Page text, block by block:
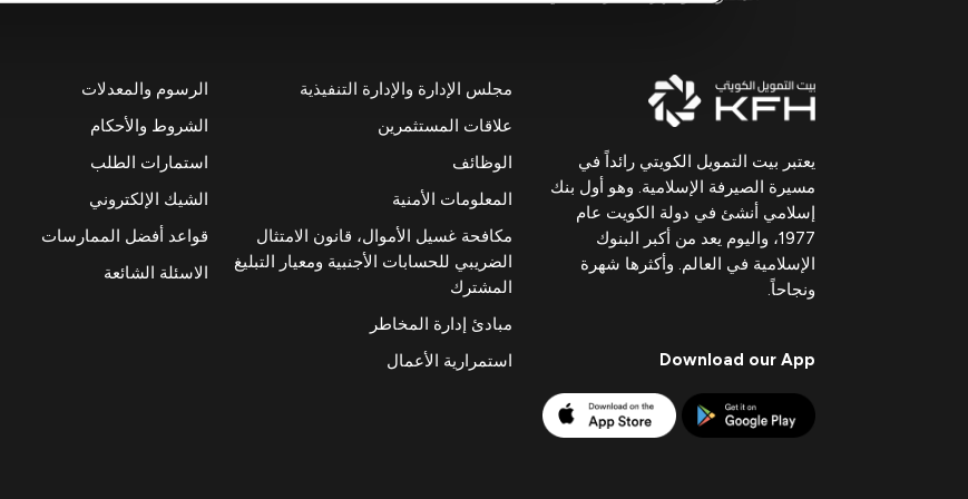
يعتبر بيت التمويل الكويتي رائداً في
مسيرة الصيرفة الإسلامية. وهو أول بنك
إسلامي أنشئ في دولة الكويت عام
1977، واليوم يعد من أكبر البنوك
الإسلامية في العالم. وأكثرها شهرة
ونجاحاً.
Download our App
مجلس الإدارة والإدارة التنفيذية
علاقات المستثمرين
الوظائف
المعلومات الأمنية
مكافحة غسيل الأموال، قانون الامتثال
الضريبي للحسابات الأجنبية ومعيار التبليغ
المشترك
مبادئ إدارة المخاطر
استمرارية الأعمال
الرسوم والمعدلات
الشروط والأحكام
استمارات الطلب
الشيك الإلكتروني
قواعد أفضل الممارسات
الاسئلة الشائعة